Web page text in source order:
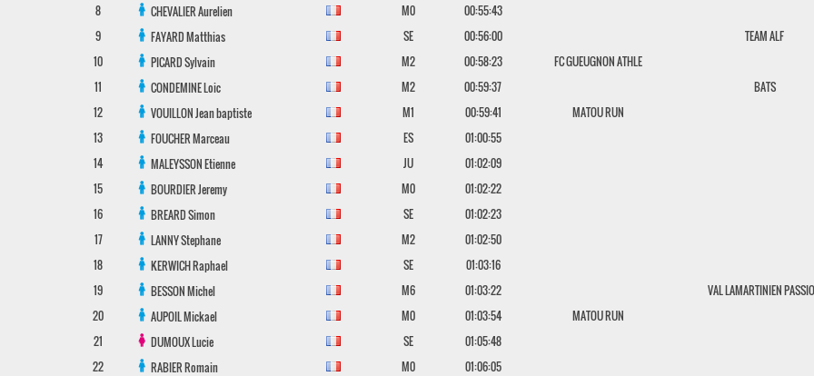
8
CHEVALIERAurelien M0
00:55:43
9
FAYARDMatthias SE 00:56:00
TEAM ALF
10
PICARDSylvain M2 00:58:23
FC GUEUGNON ATHLE
11
CONDEMINELoic M2 00:59:37
BATS
12
VOUILLONJean baptiste M1 00:59:41
MATOU RUN
13
FOUCHERMarceau ES
01:00:55
14
MALEYSSONEtienne JU
01:02:09
15
BOURDIERJeremy M0
01:02:22
16
BREARDSimon SE
01:02:23
17
LANNYStephane M2
01:02:50
18
KERWICHRaphael SE
01:03:16
19
BESSONMichel M6 01:03:22
VAL LAMARTINIEN
20
AUPOILMickael M0 01:03:54
MATOU RUN
21
DUMOUXLucie SE
01:05:48
22
RABIERRomain M0
01:06:05